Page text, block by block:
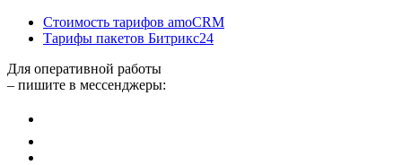
Стоимость тарифов amoCRM
Тарифы пакетов Битрикс24
Для оперативной работы
– пишите в мессенджеры: